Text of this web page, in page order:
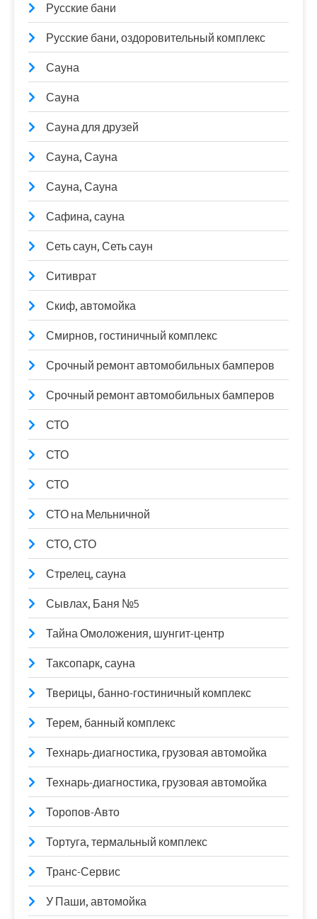
Русские бани
Русские бани, оздоровительный комплекс
Сауна
Сауна
Сауна для друзей
Сауна, Сауна
Сауна, Сауна
Сафина, сауна
Сеть саун, Сеть саун
Ситиврат
Скиф, автомойка
Смирнов, гостиничный комплекс
Срочный ремонт автомобильных бамперов
Срочный ремонт автомобильных бамперов
СТО
СТО
СТО
СТО на Мельничной
СТО, СТО
Стрелец, сауна
Сывлах, Баня №5
Тайна Омоложения, шунгит-центр
Таксопарк, сауна
Тверицы, банно-гостиничный комплекс
Терем, банный комплекс
Технарь-диагностика, грузовая автомойка
Технарь-диагностика, грузовая автомойка
Торопов-Авто
Тортуга, термальный комплекс
Транс-Сервис
У Паши, автомойка